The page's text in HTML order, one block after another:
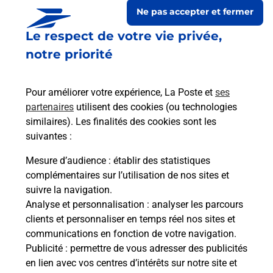
Le respect de votre vie privée,
notre priorité
Pour améliorer votre expérience, La Poste et ses
partenaires utilisent des cookies (ou technologies
similaires). Les finalités des cookies sont les
suivantes :
Mesure d’audience : établir des statistiques
complémentaires sur l’utilisation de nos sites et
suivre la navigation.
Analyse et personnalisation : analyser les parcours
clients et personnaliser en temps réel nos sites et
communications en fonction de votre navigation.
Publicité : permettre de vous adresser des publicités
en lien avec vos centres d’intérêts sur notre site et
Ne pas accepter et fermer
Prochaine collecte du courrierlundià 09h00
5 Rue De La Mairie
22980 Languedias
Itinéraire
Le lien s'ouvre dans un nouvel onglet